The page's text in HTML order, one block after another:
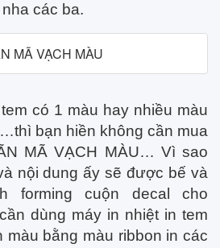
các ba.
MÃ VẠCH MÀU
có 1 màu hay nhiều màu
bạn hiền không cần mua
MÃ VẠCH MÀU… Vì sao
nội dung ấy sẽ được bế và
forming cuộn decal cho
dùng máy in nhiệt in tem
màu bằng màu ribbon in các